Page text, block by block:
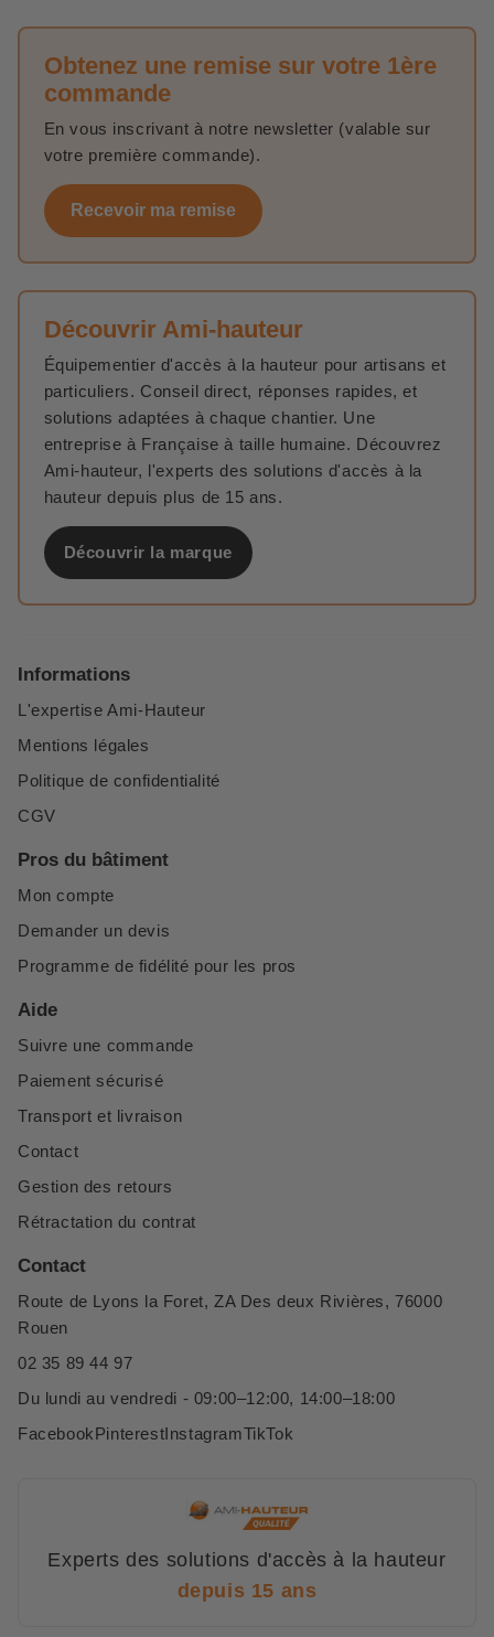
Obtenez une remise sur votre 1ère
commande
En vous inscrivant à notre newsletter (valable sur
votre première commande).
Recevoir ma remise
Découvrir Ami-hauteur
Équipementier d'accès à la hauteur pour artisans et
particuliers. Conseil direct, réponses rapides, et
solutions adaptées à chaque chantier. Une
entreprise à Française à taille humaine. Découvrez
Ami-hauteur, l'experts des solutions d'accès à la
hauteur depuis plus de 15 ans.
Découvrir la marque
Informations
L'expertise Ami-Hauteur
Mentions légales
Politique de confidentialité
CGV
Pros du bâtiment
Mon compte
Demander un devis
Programme de fidélité pour les pros
Aide
Suivre une commande
Paiement sécurisé
Transport et livraison
Contact
Gestion des retours
Rétractation du contrat
Contact
Route de Lyons la Foret, ZA Des deux Rivières, 76000
Rouen
02 35 89 44 97
Du lundi au vendredi - 09:00–12:00, 14:00–18:00
FacebookPinterestInstagramTikTok
Experts des solutions d'accès à la hauteur
depuis 15 ans